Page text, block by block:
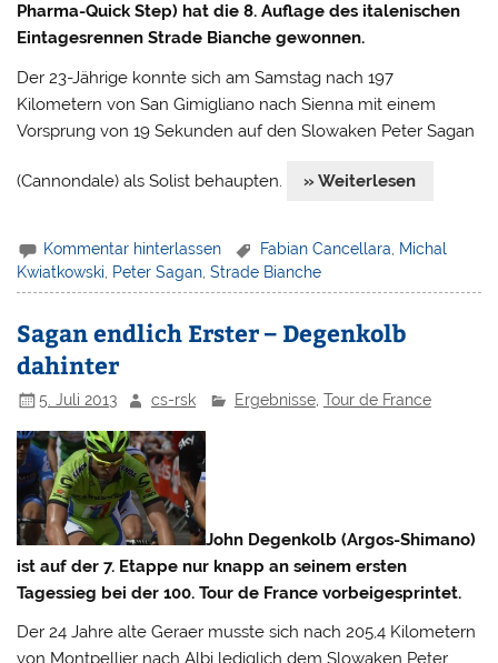
Pharma-Quick Step) hat die 8. Auflage des italenischen
Eintagesrennen Strade Bianche gewonnen.
Der 23-Jährige konnte sich am Samstag nach 197
Kilometern von San Gimigliano nach Sienna mit einem
Vorsprung von 19 Sekunden auf den Slowaken Peter Sagan
(Cannondale) als Solist behaupten. » Weiterlesen
Kommentar hinterlassen Fabian Cancellara Michal
Kwiatkowski
Peter Sagan ,Strade Bianche
Sagan endlich Erster – Degenkolb
dahinter
5. Juli 2013 cs-rsk Ergebnisse, Tour de France
John Degenkolb (Argos-Shimano)
ist auf der 7. Etappe nur knapp an seinem ersten
Tagessieg bei der 100. Tour de France vorbeigesprintet.
Der 24 Jahre alte Geraer musste sich nach 205,4 Kilometern